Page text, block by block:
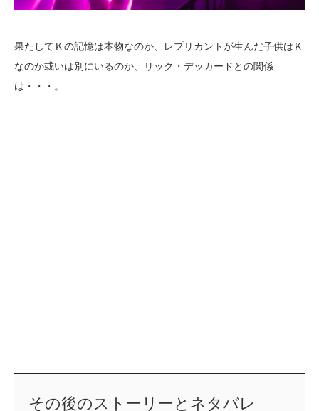
果たしてＫの記憶は本物なのか、レプリカントが生んだ子供はＫ
なのか或いは別にいるのか、リック・デッカードとの関係
は・・・。
その後のストーリーとネタバレ